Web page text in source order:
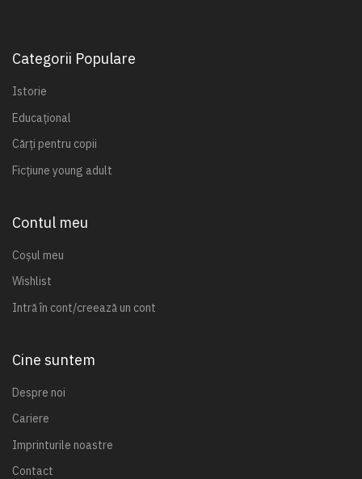
Categorii Populare
Istorie
Educațional
Cărți pentru copii
Ficțiune young adult
Contul meu
Coșul meu
Wishlist
Intră în cont/creează un cont
Cine suntem
Despre noi
Cariere
Imprinturile noastre
Contact